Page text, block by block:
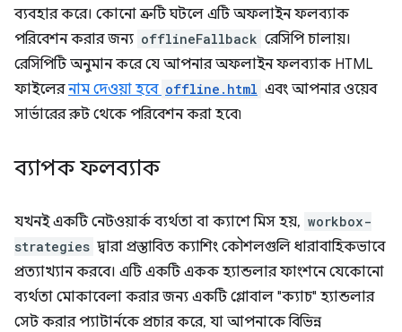
ব্যবহার করে। কোনো ত্রুটি ঘটলে এটি অফলাইন ফলব্যাক
পরিবেশন করার জন্য offlineFallback রেসিপি চালায়।
রেসিপিটি অনুমান করে যে আপনার অফলাইন ফলব্যাক HTML
ফাইলেরনাম দেওয়া হবে offline.html এবং আপনার ওয়েব
সার্ভারের রুট থেকে পরিবেশন করা হবে৷
ব্যাপক ফলব্যাক
যখনই একটি নেটওয়ার্ক ব্যর্থতা বা ক্যাশে মিস হয়, workbox-
strategies দ্বারা প্রস্তাবিত ক্যাশিং কৌশলগুলি ধারাবাহিকভাবে
প্রত্যাখ্যান করবে। এটি একটি একক হ্যান্ডলার ফাংশনে যেকোনো
ব্যর্থতা মোকাবেলা করার জন্য একটি গ্লোবাল "ক্যাচ" হ্যান্ডলার
সেট করার প্যাটার্নকে প্রচার করে, যা আপনাকে বিভিন্ন